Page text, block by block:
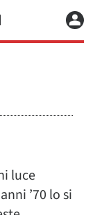
luce
’70 lo si